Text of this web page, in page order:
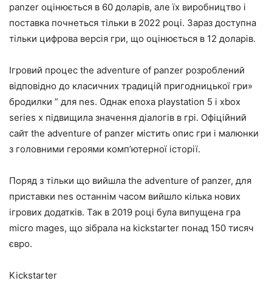
panzer оцінюється в 60 доларів, але їх виробництво і
поставка почнеться тільки в 2022 році. Зараз доступна
тільки цифрова версія гри, що оцінюється в 12 доларів.
Ігровий процес the adventure of panzer розроблений
відповідно до класичних традицій пригодницької гри»
бродилки ” для nes. Однак епоха playstation 5 і xbox
series x підвищила значення діалогів в грі. Офіційний
сайт the adventure of panzer містить опис гри і малюнки
з головними героями комп’ютерної історії.
Поряд з тільки що вийшла the adventure of panzer, для
приставки nes останнім часом вийшло кілька нових
ігрових додатків. Так в 2019 році була випущена гра
micro mages, що зібрала на kickstarter понад 150 тисяч
євро.
Kickstarter